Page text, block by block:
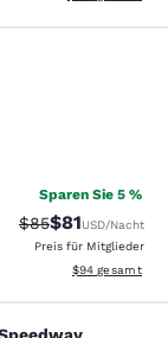
Bewertungen
Sparen Sie 5 %
$85Vergünstigter
$81USD/Nacht
Preis für Mitglieder
Geschätzte
$94 gesamt